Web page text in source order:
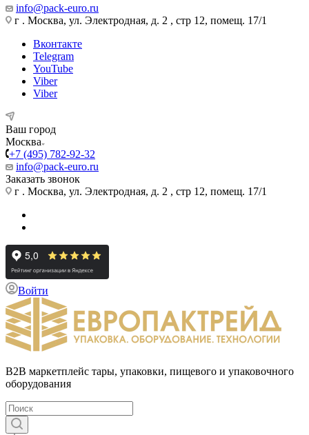
info@pack-euro.ru
г . Москва, ул. Электродная, д. 2 , стр 12, помещ. 17/1
Вконтакте
Telegram
YouTube
Viber
Viber
Ваш город
Москва
+7 (495) 782-92-32
info@pack-euro.ru
Заказать звонок
г . Москва, ул. Электродная, д. 2 , стр 12, помещ. 17/1
Войти
B2B маркетплейс тары, упаковки, пищевого и упаковочного
оборудования